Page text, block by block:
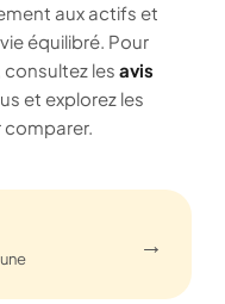
aux actifs et
équilibré. Pour
les avis
et explorez les
comparer.
→